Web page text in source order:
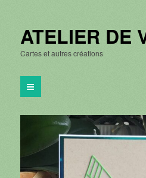
ATELIER DE
Cartes et autres créations